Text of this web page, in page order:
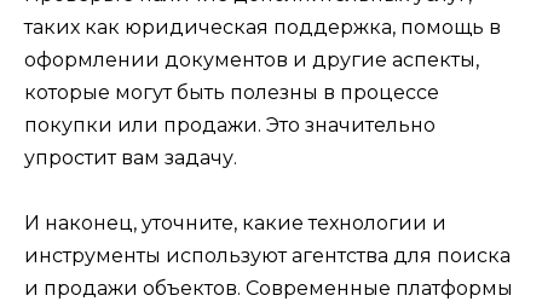
таких как юридическая поддержка, помощь в
оформлении документов и другие аспекты,
которые могут быть полезны в процессе
покупки или продажи. Это значительно
упростит вам задачу.
И наконец, уточните, какие технологии и
инструменты используют агентства для поиска
и продажи объектов. Современные платформы